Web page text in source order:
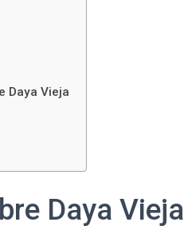
Daya Vieja
Daya Vieja